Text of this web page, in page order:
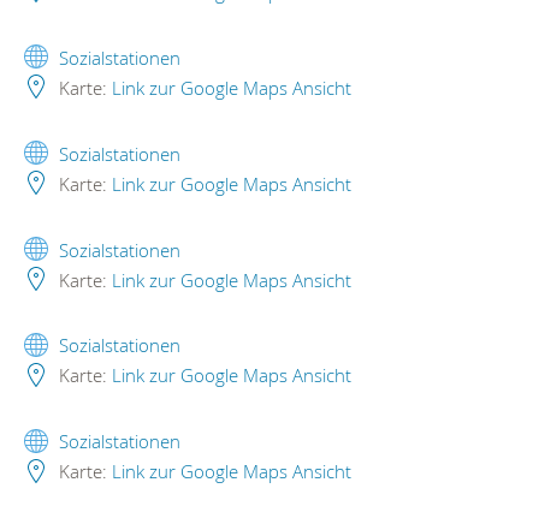
Sozialstationen
Karte: Link zur Google Maps Ansicht
Sozialstationen
Karte: Link zur Google Maps Ansicht
Sozialstationen
Karte: Link zur Google Maps Ansicht
Sozialstationen
Karte: Link zur Google Maps Ansicht
Sozialstationen
Karte: Link zur Google Maps Ansicht